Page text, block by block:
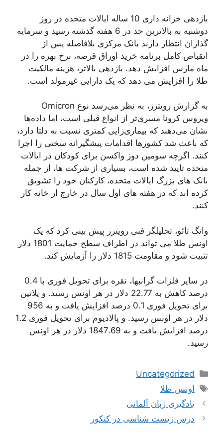
بازدهی خزانه داری 10 ساله ایالات متحده در روز
دوشنبه به بالاترین حد در 6 هفته گذشته رسید و سرمایه
گذاران انتظار دارند بانک مرکزی بلافاصله پس از
انقباض کامل برنامه خرید اوراق قرضه، نرخ بهره را در
ماه مارس افزایش دهد. بازدهی بالاتر، هزینه مالکیت
طلا را افزایش می دهد که یک دارایی غیرمولد است.
به گزارش رویترز، به نظر می‌رسد نوع Omicron
ویروس کرونا مسری‌تر از انواع قبلی است، اما داده‌ها
نشان می‌دهند که بیماری‌زایی کمتری نسبت به دلتا دارد،
که باعث شد کشورها اقدامات پیشگیرانه سختی را اجرا
کنند. اگرچه سومین دوز واکسن برای کودکان در ایالات
متحده تایید شده است، بسیاری از شرکت ها، از جمله
بانک های بزرگ ایالات متحده، کارکنان خود را تشویق
کرده اند که در هفته های اول سال در خارج از خانه کار
کنند.
وانگ تائو، تحلیلگر فنی رویترز پیش بینی کرد که یک
اونس طلا می تواند در اطراف سطح حمایت 1801 دلار
تثبیت شود و مقاومت 1815 دلار را آزمایش کند.
در سایر فلزات گرانبها، نقره برای تحویل فوری با 0.4
درصد کاهش به 22.77 دلار در هر اونس رسید. و پلاتین
برای تحویل فوری 0.1 درصد افزایش یافت و به 956
دلار در هر اونس رسید. و پالادیوم برای تحویل فوری 1.2
درصد افزایش یافت و به 1847.69 دلار در هر اونس
رسید.
دسته‌ها
Uncategorized
برچسب‌ها
اونس طلا
ناوبری
نوشته‌ها
یادگیری زبان آلمانی
درس زیست شناسی در کنکور